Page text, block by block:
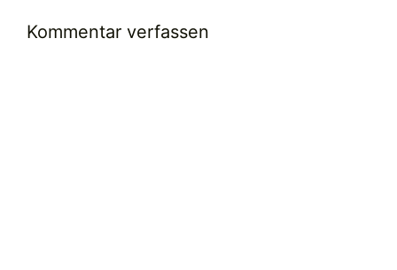
Kommentar verfassen